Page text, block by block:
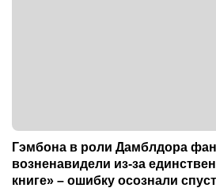
Гэмбона в роли Дамблдора
возненавидели из-за
книге» – ошибку осознали